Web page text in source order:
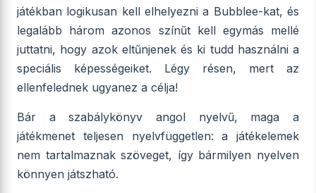
játékban logikusan kell elhelyezni a Bubblee-kat, és
legalább három azonos színűt kell egymás mellé
juttatni, hogy azok eltűnjenek és ki tudd használni a
speciális képességeiket. Légy résen, mert az
ellenfelednek ugyanez a célja!
Bár a szabálykönyv angol nyelvű, maga a
játékmenet teljesen nyelvfüggetlen: a játékelemek
nem tartalmaznak szöveget, így bármilyen nyelven
könnyen játszható.